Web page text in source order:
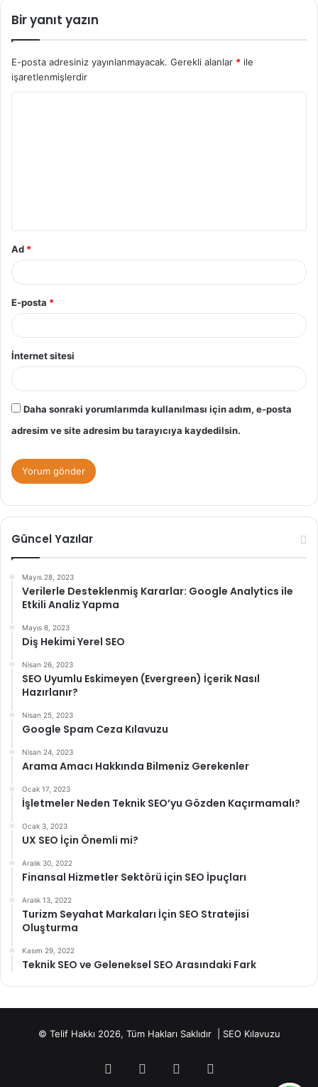
Bir yanıt yazın
E-posta adresiniz yayınlanmayacak. Gerekli alanlar * ile
işaretlenmişlerdir
Ad *
E-posta *
İnternet sitesi
Daha sonraki yorumlarımda kullanılması için adım, e-posta
adresim ve site adresim bu tarayıcıya kaydedilsin.
Güncel Yazılar
Mayıs 28, 2023
Verilerle Desteklenmiş Kararlar: Google Analytics ile
Etkili Analiz Yapma
Mayıs 8, 2023
Diş Hekimi Yerel SEO
Nisan 26, 2023
SEO Uyumlu Eskimeyen (Evergreen) İçerik Nasıl
Hazırlanır?
Nisan 25, 2023
Google Spam Ceza Kılavuzu
Nisan 24, 2023
Arama Amacı Hakkında Bilmeniz Gerekenler
Ocak 17, 2023
İşletmeler Neden Teknik SEO’yu Gözden Kaçırmamalı?
Ocak 3, 2023
UX SEO İçin Önemli mi?
Aralık 30, 2022
Finansal Hizmetler Sektörü için SEO İpuçları
Aralık 13, 2022
Turizm Seyahat Markaları İçin SEO Stratejisi
Oluşturma
Kasım 29, 2022
Teknik SEO ve Geleneksel SEO Arasındaki Fark
© Telif Hakkı 2026, Tüm Hakları Saklıdır | SEO Kılavuzu
FacebookTwitter YouTube